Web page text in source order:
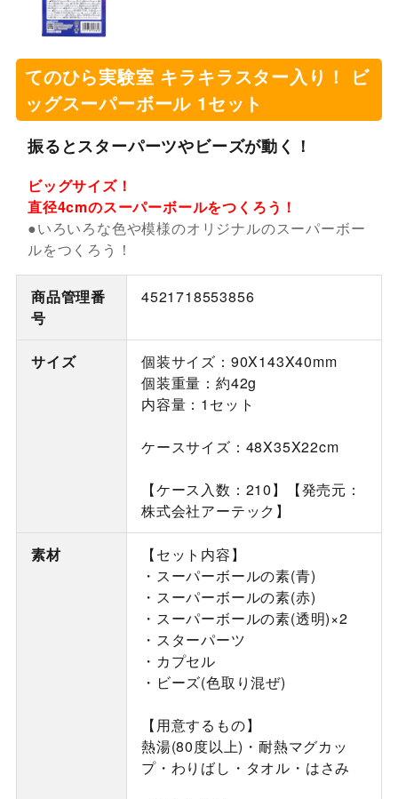
てのひら実験室 キラキラスター入り！ ビ
ッグスーパーボール 1セット
振るとスターパーツやビーズが動く！
ビッグサイズ！
直径4cmのスーパーボールをつくろう！
●いろいろな色や模様のオリジナルのスーパーボー
ルをつくろう！
商品管理番
号
4521718553856
サイズ
個装サイズ：90X143X40mm
個装重量：約42g
内容量：1セット
ケースサイズ：48X35X22cm
【ケース入数：210】【発売元：
株式会社アーテック】
素材
【セット内容】
・スーパーボールの素(青)
・スーパーボールの素(赤)
・スーパーボールの素(透明)×2
・スターパーツ
・カプセル
・ビーズ(色取り混ぜ)
【用意するもの】
熱湯(80度以上)・耐熱マグカッ
プ・わりばし・タオル・はさみ